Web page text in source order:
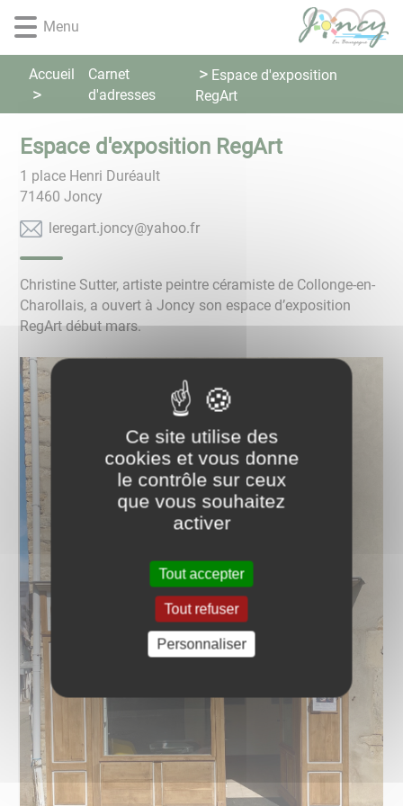
d'accès
rapide
menu
d'accès
rapide
contenu
principal
d'accès
rapide
recherche
d'accès
rapide
de
page
Menu
Accueil
Carnet
d'adresses
Espace d'exposition
RegArt
Espace d'exposition RegArt
1 place Henri Duréault
71460 Joncy
rf.oohay@ycnoj.tragerel
Christine Sutter, artiste peintre céramiste de Collonge-en-
Charollais, a ouvert à Joncy son espace d’exposition
RegArt début mars.
Ce site utilise des
cookies et vous donne
le contrôle sur ceux
que vous souhaitez
activer
Tout accepter
Tout refuser
Personnaliser